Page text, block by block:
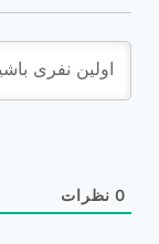
0 نظرات